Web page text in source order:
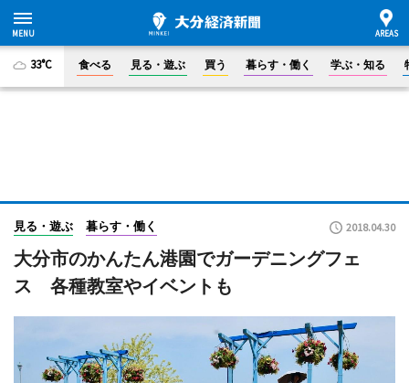
33°C 食べる 見る・遊ぶ 買う 暮らす・働く 学ぶ・知る
見る・遊ぶ 暮らす・働く 2018.04.30
大分市のかんたん港園でガーデニングフェ
ス 各種教室やイベントも